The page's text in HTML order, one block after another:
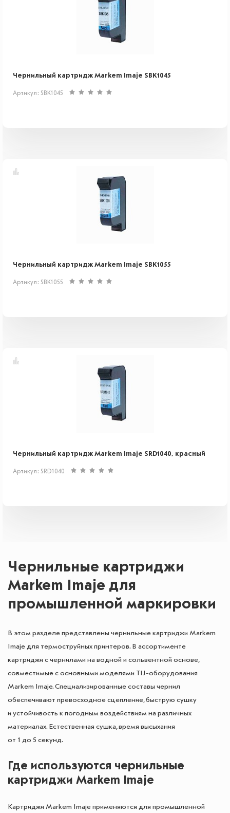
Чернильный картридж Markem Imaje SBK1045
Артикул: SBK1045
Чернильный картридж Markem Imaje SBK1055
Артикул: SBK1055
Чернильный картридж Markem Imaje SRD1040, красный
Артикул: SRD1040
Чернильные картриджи
Markem Imaje для
промышленной маркировки
В этом разделе представлены чернильные картриджи Markem
Imaje для термоструйных принтеров. В ассортименте
картриджи с чернилами на водной и сольвентной основе,
совместимые с основными моделями TIJ-оборудования
Markem Imaje. Специализированные составы чернил
обеспечивают превосходное сцепление, быструю сушку
и устойчивость к погодным воздействиям на различных
материалах. Естественная сушка, время высыхания
от 1 до 5 секунд.
Где используются чернильные
картриджи Markem Imaje
Картриджи Markem Imaje применяются для промышленной